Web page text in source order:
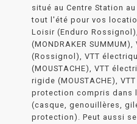
situé au Centre Station
tout l'été pour vos
Loisir (Enduro
(MONDRAKER
(Rossignol), VTT
(MOUSTACHE), VTT
rigide (MOUSTACHE),
protection compris dans
(casque, genouillères,
protection). Peut aussi